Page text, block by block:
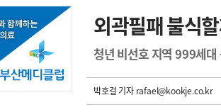
외곽필패 불식
청년 비선호 지역 999세대
박호걸 기자rafael@kookje.co.kr